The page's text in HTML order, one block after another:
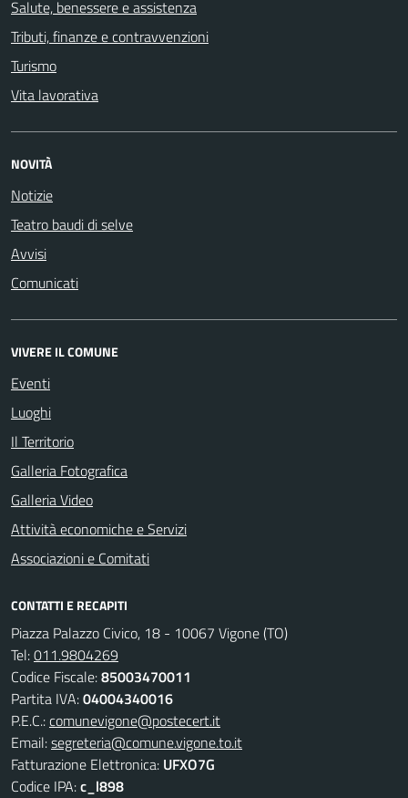
Salute, benessere e assistenza
Tributi, finanze e contravvenzioni
Turismo
Vita lavorativa
NOVITÀ
Notizie
Teatro baudi di selve
Avvisi
Comunicati
VIVERE IL COMUNE
Eventi
Luoghi
Il Territorio
Galleria Fotografica
Galleria Video
Attività economiche e Servizi
Associazioni e Comitati
CONTATTI E RECAPITI
Piazza Palazzo Civico, 18 - 10067 Vigone (TO)
Tel:011.9804269
Codice Fiscale:85003470011
Partita IVA:04004340016
P.E.C.:comunevigone@postecert.it
Email:segreteria@comune.vigone.to.it
Fatturazione Elettronica: UFXO7G
Codice IPA:c_l898